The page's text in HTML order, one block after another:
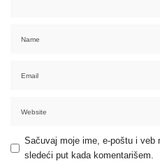
Sačuvaj moje ime, e-poštu i veb
sledeći put kada komentarišem.